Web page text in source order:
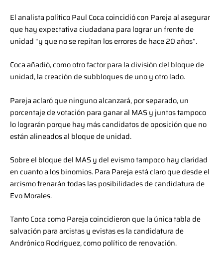
El analista político Paul Coca coincidió con Pareja al asegurar
que hay expectativa ciudadana para lograr un frente de
unidad “y que no se repitan los errores de hace 20 años”.
Coca añadió, como otro factor para la división del bloque de
unidad, la creación de subbloques de uno y otro lado.
Pareja aclaró que ninguno alcanzará, por separado, un
porcentaje de votación para ganar al MAS y juntos tampoco
lo lograrán porque hay más candidatos de oposición que no
están alineados al bloque de unidad.
Sobre el bloque del MAS y del evismo tampoco hay claridad
en cuanto a los binomios. Para Pareja está claro que desde el
arcismo frenarán todas las posibilidades de candidatura de
Evo Morales.
Tanto Coca como Pareja coincidieron que la única tabla de
salvación para arcistas y evistas es la candidatura de
Andrónico Rodríguez, como político de renovación.